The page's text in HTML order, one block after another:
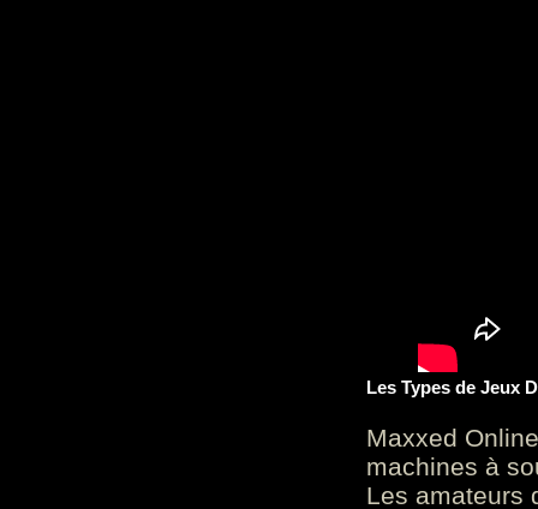
Les Types de Jeux
Maxxed
machines à
Les amateurs